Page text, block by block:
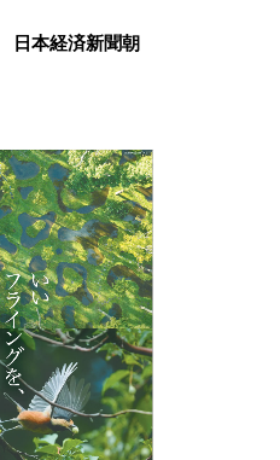
日本経済新聞朝